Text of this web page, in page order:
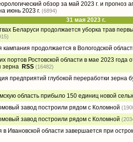
обзор за май 2023 г. и прогноз
июнь 2023 г. (6894)
31 мая 2023 г.
Беларуси продолжается уборка трав
кампания продолжается в Вологодской
портов Ростовской области в мае 2023 года
зерна RSS (16482)
предприятий глубокой переработки зерна
область прибыло 150 единиц новой
завод построили рядом с Коломной
завод построили рядом с Коломной
в Ивановской области завершается при